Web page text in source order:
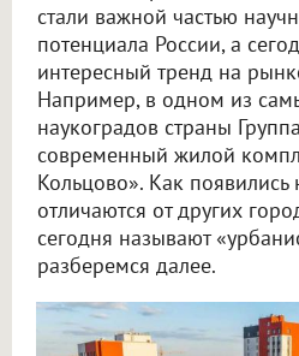
стали важной частью
потенциала России, а
интересный тренд на
Например, в одном из
наукоградов страны
современный жилой
Кольцово». Как
отличаются от других
сегодня называют
разберемся далее.